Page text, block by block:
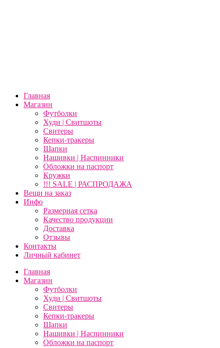
Главная
Магазин
Футболки
Худи | Свитшоты
Свитеры
Кепки-тракеры
Шапки
Нашивки | Наспинники
Обложки на паспорт
Кружки
!!! SALE | РАСПРОДАЖА
Вещи на заказ
Инфо
Размерная сетка
Качество продукции
Доставка
Отзывы
Контакты
Личный кабинет
Главная
Магазин
Футболки
Худи | Свитшоты
Свитеры
Кепки-тракеры
Шапки
Нашивки | Наспинники
Обложки на паспорт